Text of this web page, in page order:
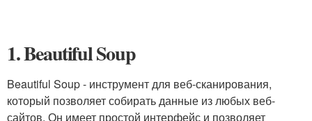
1. Beautiful Soup
Beautiful Soup - инструмент для веб-сканирования,
который позволяет собирать данные из любых веб-
сайтов. Он имеет простой интерфейс и позволяет